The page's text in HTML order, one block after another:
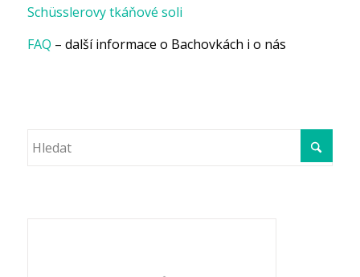
Schüsslerovy tkáňové soli
FAQ – další informace o Bachovkách i o nás